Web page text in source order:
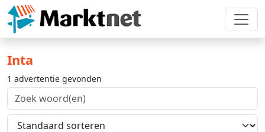
Inta
1 advertentie gevonden